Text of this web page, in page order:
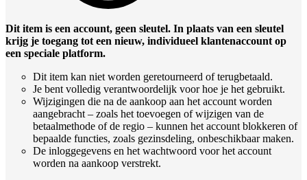
Dit item is een account, geen sleutel. In plaats van een sleutel
krijg je toegang tot een nieuw, individueel klantenaccount op
een speciale platform.
Dit item kan niet worden geretourneerd of terugbetaald.
Je bent volledig verantwoordelijk voor hoe je het gebruikt.
Wijzigingen die na de aankoop aan het account worden
aangebracht – zoals het toevoegen of wijzigen van de
betaalmethode of de regio – kunnen het account blokkeren of
bepaalde functies, zoals gezinsdeling, onbeschikbaar maken.
De inloggegevens en het wachtwoord voor het account
worden na aankoop verstrekt.